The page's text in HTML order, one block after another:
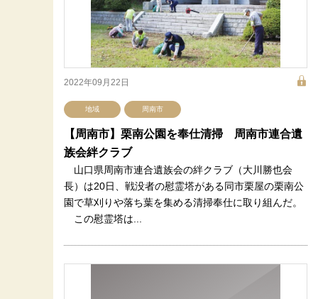
2022年09月22日
地域 周南市
【周南市】栗南公園を奉仕清掃 周南市連合遺
族会絆クラブ
山口県周南市連合遺族会の絆クラブ（大川勝也会
長）は20日、戦没者の慰霊塔がある同市栗屋の栗南公
園で草刈りや落ち葉を集める清掃奉仕に取り組んだ。
この慰霊塔は...